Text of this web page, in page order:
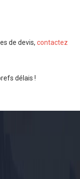
de devis, contactez
délais !